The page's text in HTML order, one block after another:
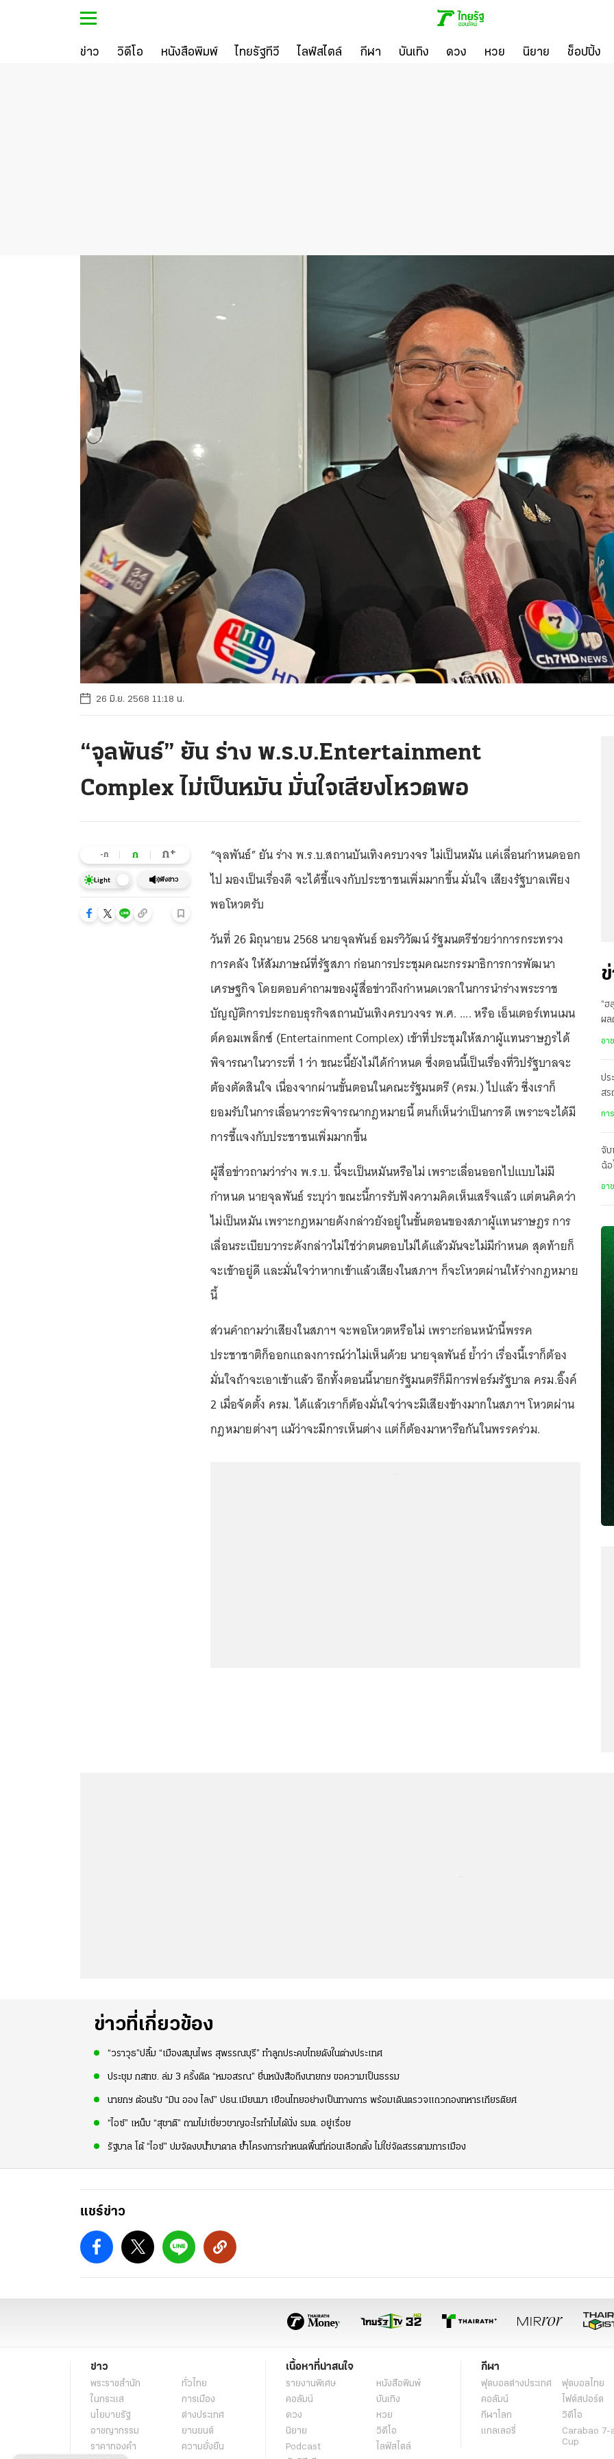
ข่าว วิดีโอ หนังสือพิมพ์ ไทยรัฐทีวี ไลฟ์สไตล์ กีฬา บันเทิง ดวง หวย นิยาย ช็อปปิ้ง
26 มิ.ย. 2568 11:18 น.
“จุลพันธ์” ยัน ร่าง พ.ร.บ.Entertainment
Complex ไม่เป็นหมัน มั่นใจเสียงโหวตพอ
-ก ก ก+
Light ฟังข่าว
“จุลพันธ์” ยัน ร่าง พ.ร.บ.สถานบันเทิงครบวงจร ไม่เป็นหมัน แค่เลื่อนกำหนดออก
ไป มองเป็นเรื่องดี จะได้ชี้แจงกับประชาชนเพิ่มมากขึ้น มั่นใจ เสียงรัฐบาลเพียง
พอโหวตรับ
วันที่ 26 มิถุนายน 2568 นายจุลพันธ์ อมรวิวัฒน์ รัฐมนตรีช่วยว่าการกระทรวง
การคลัง ให้สัมภาษณ์ที่รัฐสภา ก่อนการประชุมคณะกรรมาธิการการพัฒนา
เศรษฐกิจ โดยตอบคำถามของผู้สื่อข่าวถึงกำหนดเวลาในการนำร่างพระราช
บัญญัติการประกอบธุรกิจสถานบันเทิงครบวงจร พ.ศ. .... หรือ เอ็นเตอร์เทนเมน
ต์คอมเพล็กซ์ (Entertainment Complex) เข้าที่ประชุมให้สภาผู้แทนราษฎรได้
พิจารณาในวาระที่ 1 ว่า ขณะนี้ยังไม่ได้กำหนด ซึ่งตอนนี้เป็นเรื่องที่วิปรัฐบาลจะ
ต้องตัดสินใจ เนื่องจากผ่านขั้นตอนในคณะรัฐมนตรี (ครม.) ไปแล้ว ซึ่งเราก็
ยอมรับในการเลื่อนวาระพิจารณากฎหมายนี้ ตนก็เห็นว่าเป็นการดี เพราะจะได้มี
การชี้แจงกับประชาชนเพิ่มมากขึ้น
ผู้สื่อข่าวถามว่าร่าง พ.ร.บ. นี้จะเป็นหมันหรือไม่ เพราะเลื่อนออกไปแบบไม่มี
กำหนด นายจุลพันธ์ ระบุว่า ขณะนี้การรับฟังความคิดเห็นเสร็จแล้ว แต่ตนคิดว่า
ไม่เป็นหมัน เพราะกฎหมายดังกล่าวยังอยู่ในขั้นตอนของสภาผู้แทนราษฎร การ
เลื่อนระเบียบวาระดังกล่าวไม่ใช่ว่าตนตอบไม่ได้แล้วมันจะไม่มีกำหนด สุดท้ายก็
จะเข้าอยู่ดี และมั่นใจว่าหากเข้าแล้วเสียงในสภาฯ ก็จะโหวตผ่านให้ร่างกฎหมาย
นี้
ส่วนคำถามว่าเสียงในสภาฯ จะพอโหวตหรือไม่ เพราะก่อนหน้านี้พรรค
ประชาชาติก็ออกแถลงการณ์ว่าไม่เห็นด้วย นายจุลพันธ์ ย้ำว่า เรื่องนี้เราก็ต้อง
มั่นใจถ้าจะเอาเข้าแล้ว อีกทั้งตอนนี้นายกรัฐมนตรีก็มีการฟอร์มรัฐบาล ครม.อิ๊งค์
2 เมื่อจัดตั้ง ครม. ได้แล้วเราก็ต้องมั่นใจว่าจะมีเสียงข้างมากในสภาฯ โหวตผ่าน
กฎหมายต่างๆ แม้ว่าจะมีการเห็นต่าง แต่ก็ต้องมาหารือกันในพรรคร่วม.
“ฮ
ผล
อา
ปร
ส
กา
จับ
ฉ้อ
อา
ข่าวที่เกี่ยวข้อง
“วราวุธ”ปลื้ม “เมืองสมุนไพร สุพรรณบุรี” ทำลูกประคบไทยดังในต่างประเทศ
ประชุม กสทช. ล่ม 3 ครั้งติด “หมอสรณ” ยื่นหนังสือถึงนายกฯ ขอความเป็นธรรม
นายกฯ ต้อนรับ “มิน ออง ไลง์” ปธน.เมียนมา เยือนไทยอย่างเป็นทางการ พร้อมเดินตรวจแถวกองทหารเกียรติยศ
“ไอซ์” เหน็บ “สุชาติ” ถามไม่เชี่ยวชาญอะไรทำไมได้นั่ง รมต. อยู่เรื่อย
รัฐบาล โต้ “ไอซ์” ปมจัดงบน้ำบาดาล ย้ำโครงการกำหนดพื้นที่ก่อนเลือกตั้ง ไม่ใช่จัดสรรตามการเมือง
แชร์ข่าว
ข่าว
พระราชสำนัก
ทั่วไทย
ในกระแส
การเมือง
นโยบายรัฐ
ต่างประเทศ
อาชญากรรม
ยานยนต์
ราคาทองคำ
ความยั่งยืน
เนื้อหาที่น่าสนใจ
รายงานพิเศษ
หนังสือพิมพ์
คอลัมน์
บันเทิง
ดวง
หวย
นิยาย
วิดีโอ
Podcast
ไลฟ์สไตล์
กีฬา
ฟุตบอลต่่างประเทศ
ฟุตบอลไทย
คอลัมน์
ไฟต์สปอร์ต
กีฬาโลก
วิดีโอ
แกลเลอรี่
Carabao 7-
Cup